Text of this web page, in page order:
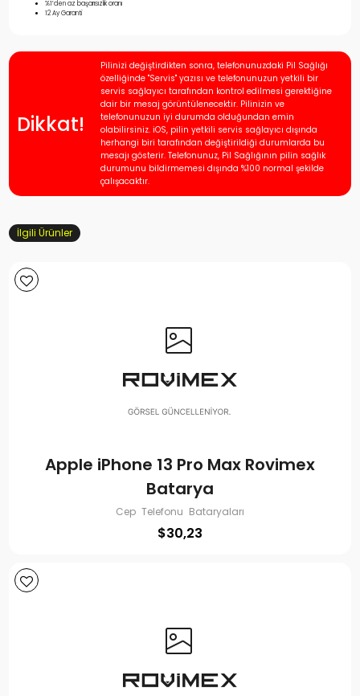
%1’den az başarısızlık oranı
12 Ay Garanti
Dikkat!
Pilinizi değiştirdikten sonra, telefonunuzdaki Pil Sağlığı
özelliğinde "Servis" yazısı ve telefonunuzun yetkili bir
servis sağlayıcı tarafından kontrol edilmesi gerektiğine
dair bir mesaj görüntülenecektir. Pilinizin ve
telefonunuzun iyi durumda olduğundan emin
olabilirsiniz. iOS, pilin yetkili servis sağlayıcı dışında
herhangi biri tarafından değiştirildiği durumlarda bu
mesajı gösterir. Telefonunuz, Pil Sağlığının pilin sağlık
durumunu bildirmemesi dışında %100 normal şekilde
çalışacaktır.
İlgili Ürünler
Apple iPhone 13 Pro Max Rovimex
Batarya
Cep Telefonu Bataryaları
$30,23